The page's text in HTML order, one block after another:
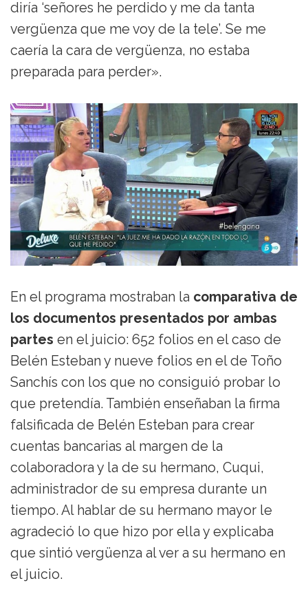
diría ‘señores he perdido y me da tanta
vergüenza que me voy de la tele’. Se me
caería la cara de vergüenza, no estaba
preparada para perder».
En el programa mostraban la comparativa de
los documentos presentados por ambas
partes en el juicio: 652 folios en el caso de
Belén Esteban y nueve folios en el de Toño
Sanchís con los que no consiguió probar lo
que pretendía. También enseñaban la firma
falsificada de Belén Esteban para crear
cuentas bancarias al margen de la
colaboradora y la de su hermano, Cuqui,
administrador de su empresa durante un
tiempo. Al hablar de su hermano mayor le
agradeció lo que hizo por ella y explicaba
que sintió vergüenza al ver a su hermano en
el juicio.